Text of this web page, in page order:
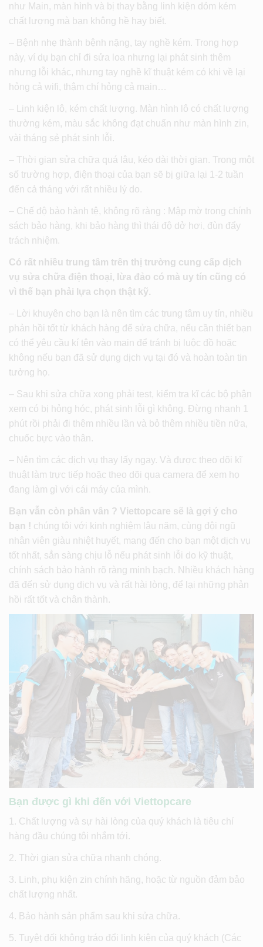
như Main, màn hình và bị thay bằng linh kiện dỏm kém
chất lượng mà bạn không hề hay biết.
– Bệnh nhẹ thành bệnh nặng, tay nghề kém. Trong hợp
này, ví dụ bạn chỉ đi sửa loa nhưng lại phát sinh thêm
nhưng lỗi khác, nhưng tay nghề kĩ thuật kém có khi về lại
hỏng cả wifi, thậm chí hỏng cả main…
– Linh kiện lô, kém chất lượng. Màn hình lô có chất lượng
thường kém, màu sắc không đạt chuẩn như màn hình zin,
vài tháng sẻ phát sinh lỗi.
– Thời gian sửa chữa quá lâu, kéo dài thời gian. Trong một
số trường hợp, điện thoại của bạn sẽ bị giữa lại 1-2 tuần
đến cả tháng với rất nhiều lý do.
– Chế độ bảo hành tệ, không rõ ràng : Mập mờ trong chính
sách bảo hàng, khi bảo hàng thì thái độ dở hơi, đùn đẩy
trách nhiệm.
Có rất nhiều trung tâm trên thị trường cung cấp dịch
vụ sửa chữa điện thoại, lừa đảo có mà uy tín cũng có
vì thế bạn phải lựa chọn thật kỹ.
– Lời khuyên cho bạn là nên tìm các trung tâm uy tín, nhiều
phản hồi tốt từ khách hàng để sửa chữa, nếu cần thiết bạn
có thể yêu cầu kí tên vào main để tránh bị luộc đồ hoặc
không nếu bạn đã sử dụng dịch vụ tại đó và hoàn toàn tin
tưởng họ.
– Sau khi sửa chữa xong phải test, kiểm tra kĩ các bộ phận
xem có bị hỏng hóc, phát sinh lỗi gì không. Đừng nhanh 1
phút rồi phải đi thêm nhiều lần và bỏ thêm nhiều tiền nữa,
chuốc bực vào thân.
– Nên tìm các dịch vụ thay lấy ngay. Và được theo dõi kĩ
thuật làm trực tiếp hoặc theo dõi qua camera để xem họ
đang làm gì với cái máy của mình.
Bạn vẫn còn phân vân ? Viettopcare sẽ là gợi ý cho
bạn ! chúng tôi với kinh nghiệm lâu năm, cùng đội ngũ
nhân viên giàu nhiệt huyết, mang đến cho bạn một dịch vụ
tốt nhất, sẳn sàng chịu lỗ nếu phát sinh lỗi do kỹ thuật,
chính sách bảo hành rõ ràng minh bạch. Nhiều khách hàng
đã đến sử dụng dịch vụ và rất hài lòng, để lại những phản
hồi rất tốt và chân thành.
Bạn được gì khi đến với Viettopcare
1. Chất lượng và sự hài lòng của quý khách là tiêu chí
hàng đầu chúng tôi nhắm tới.
2. Thời gian sửa chữa nhanh chóng.
3. Linh, phụ kiện zin chính hãng, hoặc từ nguồn đảm bảo
chất lượng nhất.
4. Bảo hành sản phẩm sau khi sửa chữa.
5. Tuyệt đối không tráo đổi linh kiện của quý khách (Các